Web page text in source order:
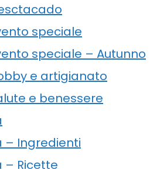
speciale
speciale – Autunno
e artigianato
e benessere
– Ingredienti
– Ricette